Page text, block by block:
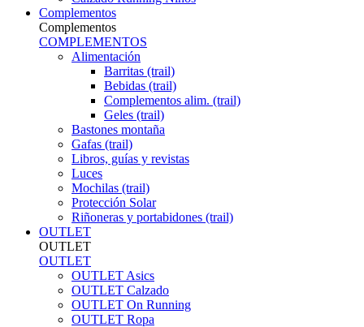
Complementos
Complementos
COMPLEMENTOS
Alimentación
Barritas (trail)
Bebidas (trail)
Complementos alim. (trail)
Geles (trail)
Bastones montaña
Gafas (trail)
Libros, guías y revistas
Luces
Mochilas (trail)
Protección Solar
Riñoneras y portabidones (trail)
OUTLET
OUTLET
OUTLET
OUTLET Asics
OUTLET Calzado
OUTLET On Running
OUTLET Ropa